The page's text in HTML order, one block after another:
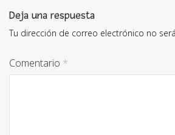
Deja una respuesta
Tu dirección de correo electrónico no
Comentario *